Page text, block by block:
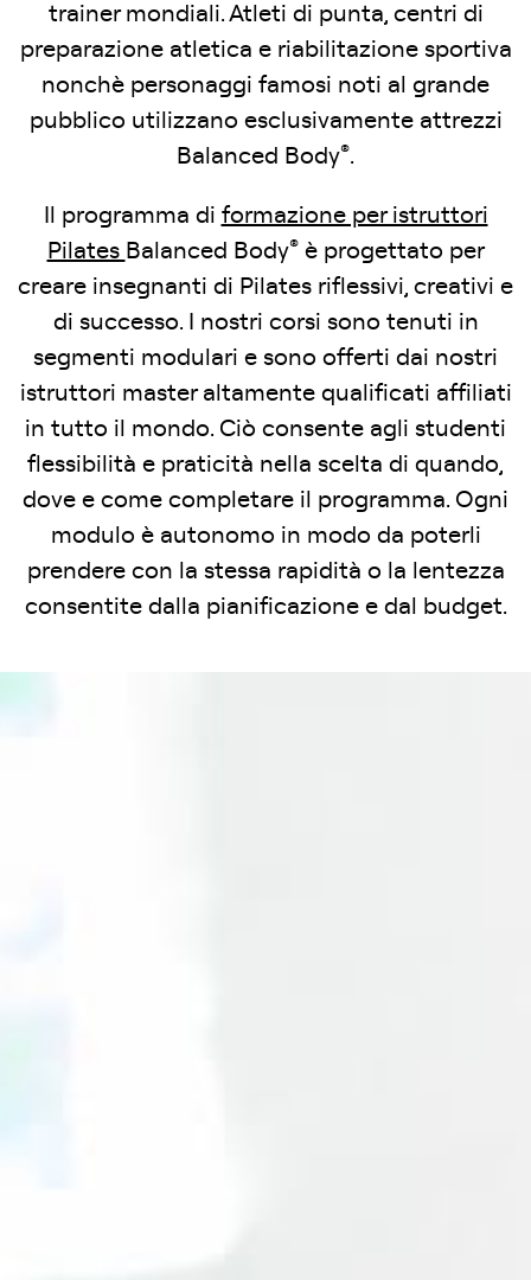
trainer mondiali. Atleti di punta, centri di
preparazione atletica e riabilitazione sportiva
nonchè personaggi famosi noti al grande
pubblico utilizzano esclusivamente attrezzi
Balanced Body®.
Il programma di formazione per istruttori
Pilates Balanced Body®è progettato per
creare insegnanti di Pilates riflessivi, creativi e
di successo. I nostri corsi sono tenuti in
segmenti modulari e sono offerti dai nostri
istruttori master altamente qualificati affiliati
in tutto il mondo. Ciò consente agli studenti
flessibilità e praticità nella scelta di quando,
dove e come completare il programma. Ogni
modulo è autonomo in modo da poterli
prendere con la stessa rapidità o la lentezza
consentite dalla pianificazione e dal budget.